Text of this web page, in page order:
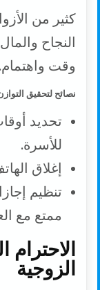
كثير من
النجاح
وقت واهتمام.
نصائح لتحقيق
تحديد
للأسرة.
إغلاق
تنظيم
ممتع مع
الزوجية